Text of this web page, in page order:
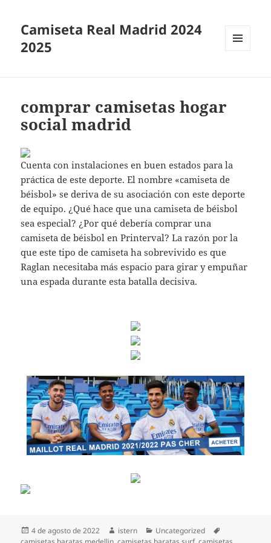
Camiseta Real Madrid 2024
2025
comprar camisetas hogar
social madrid
Cuenta con instalaciones en buen estados para la
práctica de este deporte. El nombre «camiseta de
béisbol» se deriva de su asociación con este deporte
de equipo. ¿Qué hace que una camiseta de béisbol
sea especial? ¿Por qué debería comprar una
camiseta de béisbol en Printerval? La razón por la
que este tipo de camiseta ha sobrevivido es que
Raglan necesitaba más espacio para girar y empuñar
una espada durante esta batalla decisiva.
Publicado
el
4 de agosto de 2022 Autor
istern Categorías
Uncategorized